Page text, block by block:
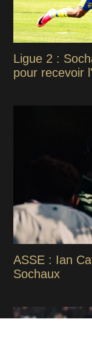
Ligue 2 :
pour recevoir
ASSE : Ian
Sochaux